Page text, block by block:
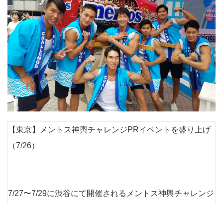
【東京】メントス神輿チャレンジPRイベントを盛り上げ
（7/26）
7/27〜7/29に渋谷にて開催されるメントス神輿チャレンジ